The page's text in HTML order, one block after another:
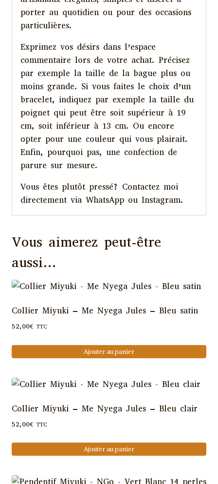
porter au quotidien ou pour des occasions
particulières.
Exprimez vos désirs dans l’espace
commentaire lors de votre achat. Précisez
par exemple la taille de la bague plus ou
moins grande. Si vous faites le choix d’un
bracelet, indiquez par exemple la taille du
poignet qui peut être soit supérieur à 19
cm, soit inférieur à 13 cm. Ou encore
opter pour une couleur qui vous plairait.
Enfin, pourquoi pas, une confection de
parure sur mesure.
Vous êtes plutôt pressé? Contactez moi
directement via WhatsApp ou Instagram.
Vous aimerez peut-être
aussi…
Collier Miyuki – Me Nyega Jules – Bleu satin
52,00€ TTC
Ajouter au panier
Collier Miyuki – Me Nyega Jules – Bleu clair
52,00€ TTC
Ajouter au panier